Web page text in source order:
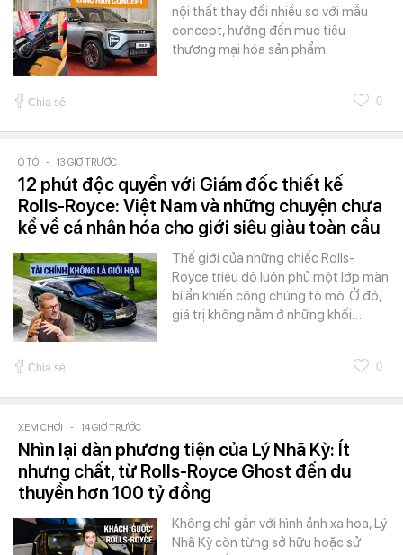
nội thất thay đổi nhiều so với mẫu
concept, hướng đến mục tiêu
thương mại hóa sản phẩm.
Chia sẻ 0
Ô TÔ - 13 GIỜ TRƯỚC
12 phút độc quyền với Giám đốc thiết kế
Rolls-Royce: Việt Nam và những chuyện chưa
kể về cá nhân hóa cho giới siêu giàu toàn cầu
Thế giới của những chiếc Rolls-
Royce triệu đô luôn phủ một lớp màn
bí ẩn khiến công chúng tò mò. Ở đó,
giá trị không nằm ở những khối…
Chia sẻ 0
XEM CHƠI - 14 GIỜ TRƯỚC
Nhìn lại dàn phương tiện của Lý Nhã Kỳ: Ít
nhưng chất, từ Rolls-Royce Ghost đến du
thuyền hơn 100 tỷ đồng
Không chỉ gắn với hình ảnh xa hoa, Lý
Nhã Kỳ còn từng sở hữu hoặc sử